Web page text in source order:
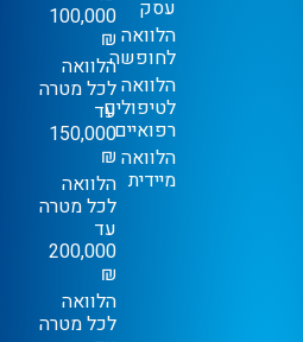
עסק
הלוואה
לחופשה
הלוואה
לטיפולים
רפואיים
הלוואה
מיידית
100,000
₪
הלוואה
לכל מטרה
עד
150,000
₪
הלוואה
לכל מטרה
עד
200,000
₪
הלוואה
לכל מטרה